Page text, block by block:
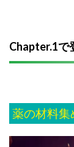
Chapter.1で
薬の材料集